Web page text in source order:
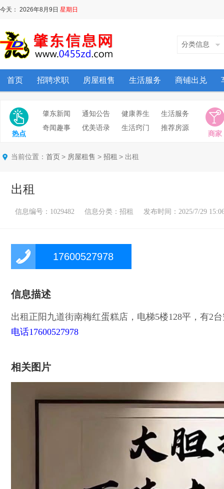
今天： 2026年8月9日 星期日
分类信息
首页 招聘求职 房屋租售 生活服务 商铺出兑
肇东新闻 通知公告 健康养生
生活服务
奇闻趣事
优美语录 生活窍门 推荐房源
热点 商家
当前位置： 首页 > 房屋租售 > 招租 > 出租
出租
信息编号：1029482 信息分类：招租 发布时间：2025/7/29
17600527978
信息描述
出租正阳九道街南梅红蛋糕店，电梯5楼128平，有2
电话17600527978
相关图片